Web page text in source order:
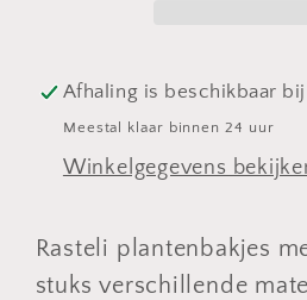
verschillende
maten
Afhaling is beschikbaar bij
Meestal klaar binnen 24 uur
Winkelgegevens
Rasteli plantenbakjes
stuks verschillende